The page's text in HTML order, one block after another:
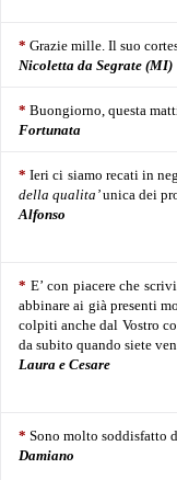
* Grazie mille. Il suo
Nicoletta da Segrate (MI)
* Buongiorno, questa
Fortunata
*Ieri ci siamo recati in
della qualita’unica dei
Alfonso
* E’ con piacere che
abbinare ai già presenti
colpiti anche dal Vostro
da subito quando siete
Laura e Cesare
* Sono molto soddisfatto
Damiano